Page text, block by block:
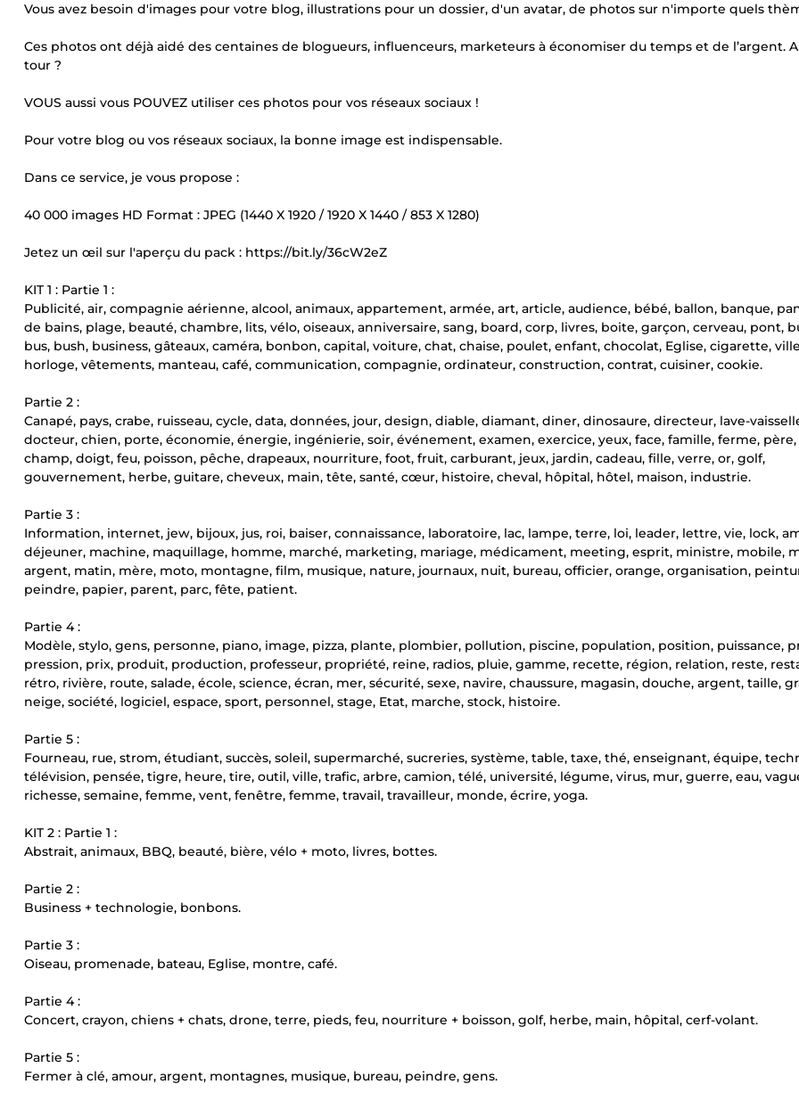
Vous avez besoin d'images pour votre blog, illustrations pour un dossier, d'un avatar, de photos sur n'importe quels
Ces photos ont déjà aidé des centaines de blogueurs, influenceurs, marketeurs à économiser du temps et de l’argent.
tour ?
VOUS aussi vous POUVEZ utiliser ces photos pour vos réseaux sociaux !
Pour votre blog ou vos réseaux sociaux, la bonne image est indispensable.
Dans ce service, je vous propose :
40 000 images HD Format : JPEG (1440 X 1920 / 1920 X 1440 / 853 X 1280)
Jetez un œil sur l'aperçu du pack : https://bit.ly/36cW2eZ
KIT 1 : Partie 1 :
Publicité, air, compagnie aérienne, alcool, animaux, appartement, armée, art, article, audience, bébé, ballon, banque,
de bains, plage, beauté, chambre, lits, vélo, oiseaux, anniversaire, sang, board, corp, livres, boite, garçon, cerveau, pont,
bus, bush, business, gâteaux, caméra, bonbon, capital, voiture, chat, chaise, poulet, enfant, chocolat, Eglise, cigarette,
horloge, vêtements, manteau, café, communication, compagnie, ordinateur, construction, contrat, cuisiner, cookie.
Partie 2 :
Canapé, pays, crabe, ruisseau, cycle, data, données, jour, design, diable, diamant, diner, dinosaure, directeur, lave-
docteur, chien, porte, économie, énergie, ingénierie, soir, événement, examen, exercice, yeux, face, famille, ferme,
champ, doigt, feu, poisson, pêche, drapeaux, nourriture, foot, fruit, carburant, jeux, jardin, cadeau, fille, verre, or, golf,
gouvernement, herbe, guitare, cheveux, main, tête, santé, cœur, histoire, cheval, hôpital, hôtel, maison, industrie.
Partie 3 :
Information, internet, jew, bijoux, jus, roi, baiser, connaissance, laboratoire, lac, lampe, terre, loi, leader, lettre, vie, lock,
déjeuner, machine, maquillage, homme, marché, marketing, mariage, médicament, meeting, esprit, ministre, mobile,
argent, matin, mère, moto, montagne, film, musique, nature, journaux, nuit, bureau, officier, orange, organisation,
peindre, papier, parent, parc, fête, patient.
Partie 4 :
Modèle, stylo, gens, personne, piano, image, pizza, plante, plombier, pollution, piscine, population, position, puissance,
pression, prix, produit, production, professeur, propriété, reine, radios, pluie, gamme, recette, région, relation, reste,
rétro, rivière, route, salade, école, science, écran, mer, sécurité, sexe, navire, chaussure, magasin, douche, argent, taille,
neige, société, logiciel, espace, sport, personnel, stage, Etat, marche, stock, histoire.
Partie 5 :
Fourneau, rue, strom, étudiant, succès, soleil, supermarché, sucreries, système, table, taxe, thé, enseignant, équipe,
télévision, pensée, tigre, heure, tire, outil, ville, trafic, arbre, camion, télé, université, légume, virus, mur, guerre, eau,
richesse, semaine, femme, vent, fenêtre, femme, travail, travailleur, monde, écrire, yoga.
KIT 2 : Partie 1 :
Abstrait, animaux, BBQ, beauté, bière, vélo + moto, livres, bottes.
Partie 2 :
Business + technologie, bonbons.
Partie 3 :
Oiseau, promenade, bateau, Eglise, montre, café.
Partie 4 :
Concert, crayon, chiens + chats, drone, terre, pieds, feu, nourriture + boisson, golf, herbe, main, hôpital, cerf-volant.
Partie 5 :
Fermer à clé, amour, argent, montagnes, musique, bureau, peindre, gens.